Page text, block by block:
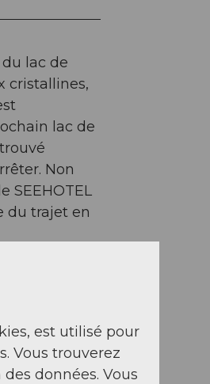
lac de
cristallines,
lac de
Non
SEEHOTEL
du trajet en
est utilisé pour
Vous trouverez
données. Vous